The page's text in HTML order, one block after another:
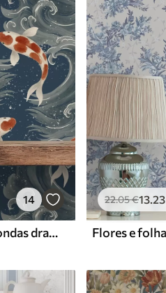
14
Peixes koi nadando entre ondas dramáticas do oceano
22.05€13.23